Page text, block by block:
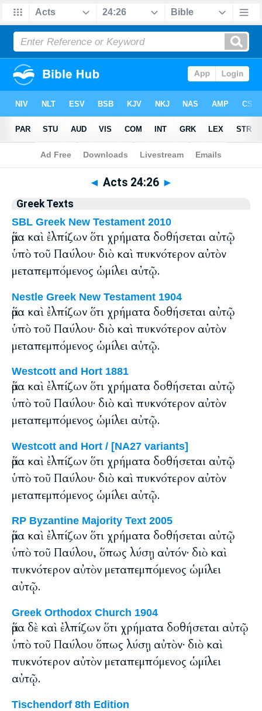
Bible >Greek > Acts 24:26
◄ Acts 24:26 ►
Greek Texts
SBL Greek New Testament 2010
ἅμα καὶ ἐλπίζων ὅτι χρήματα δοθήσεται αὐτῷ
ὑπὸ τοῦ Παύλου· διὸ καὶ πυκνότερον αὐτὸν
μεταπεμπόμενος ὡμίλει αὐτῷ.
Nestle Greek New Testament 1904
ἅμα καὶ ἐλπίζων ὅτι χρήματα δοθήσεται αὐτῷ
ὑπὸ τοῦ Παύλου· διὸ καὶ πυκνότερον αὐτὸν
μεταπεμπόμενος ὡμίλει αὐτῷ.
Westcott and Hort 1881
ἅμα καὶ ἐλπίζων ὅτι χρήματα δοθήσεται αὐτῷ
ὑπὸ τοῦ Παύλου· διὸ καὶ πυκνότερον αὐτὸν
μεταπεμπόμενος ὡμίλει αὐτῷ.
Westcott and Hort / [NA27 variants]
ἅμα καὶ ἐλπίζων ὅτι χρήματα δοθήσεται αὐτῷ
ὑπὸ τοῦ Παύλου· διὸ καὶ πυκνότερον αὐτὸν
μεταπεμπόμενος ὡμίλει αὐτῷ.
RP Byzantine Majority Text 2005
ἅμα καὶ ἐλπίζων ὅτι χρήματα δοθήσεται αὐτῷ
ὑπὸ τοῦ Παύλου, ὅπως λύσῃ αὐτόν· διὸ καὶ
πυκνότερον αὐτὸν μεταπεμπόμενος ὡμίλει
αὐτῷ.
Greek Orthodox Church 1904
ἅμα δὲ καὶ ἐλπίζων ὅτι χρήματα δοθήσεται αὐτῷ
ὑπὸ τοῦ Παύλου ὅπως λύσῃ αὐτὸν· διὸ καὶ
πυκνότερον αὐτὸν μεταπεμπόμενος ὡμίλει
αὐτῷ.
Tischendorf 8th Edition